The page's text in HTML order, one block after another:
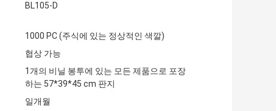
BL105-D
1000 PC (주식에 있는 정상적인 색깔)
협상 가능
1개의 비닐 봉투에 있는 모든 제품으로 포장
하는 57*39*45 cm 판지
일개월